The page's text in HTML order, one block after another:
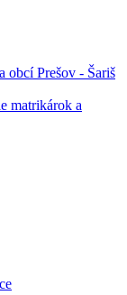
obcí Prešov - Šariš
matrikárok a